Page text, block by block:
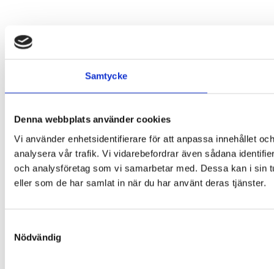
Samtycke
Denna webbplats använder cookies
Vi använder enhetsidentifierare för att anpassa innehållet
analysera vår trafik. Vi vidarebefordrar även sådana
och analysföretag som vi samarbetar med. Dessa kan i sin
eller som de har samlat in när du har använt deras tjänster.
Nödvändig